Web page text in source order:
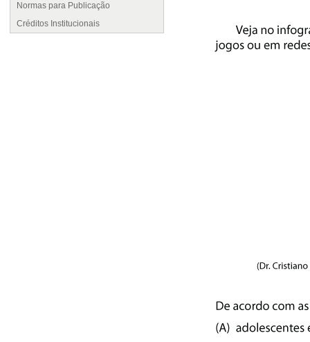
Normas para Publicação
Créditos Institucionais